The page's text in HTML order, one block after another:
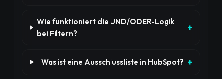
Wie funktioniert die UND/ODER-Logik
bei Filtern?
Was ist eine Ausschlussliste in HubSpot?